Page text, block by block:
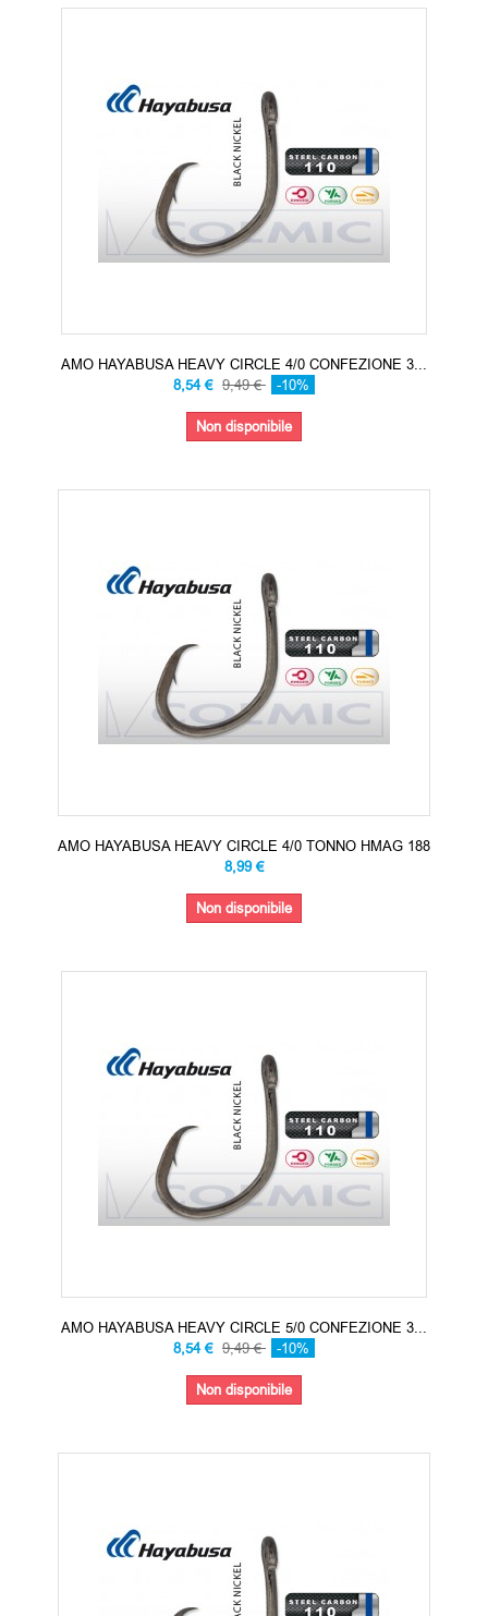
AMO HAYABUSA HEAVY CIRCLE 4/0 CONFEZIONE 3...
8,54 € 9,49 € -10%
Non disponibile
AMO HAYABUSA HEAVY CIRCLE 4/0 TONNO HMAG 188
8,99 €
Non disponibile
AMO HAYABUSA HEAVY CIRCLE 5/0 CONFEZIONE 3...
8,54 € 9,49 € -10%
Non disponibile